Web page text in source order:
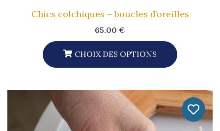
Chics colchiques – boucles d’oreilles
65.00 €
CHOIX DES OPTIONS
A
Plusieurs
Variations.